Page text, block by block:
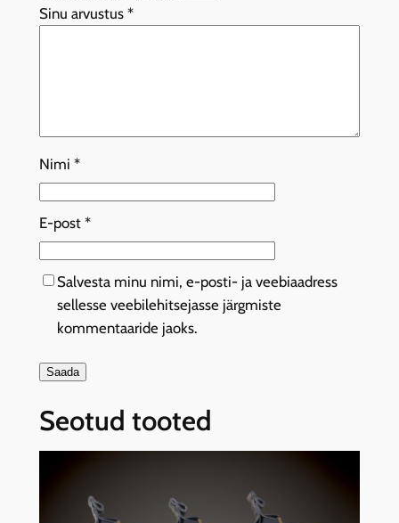
Sinu arvustus *
Nimi *
E-post *
Salvesta minu nimi, e-posti- ja veebiaadress
sellesse veebilehitsejasse järgmiste
kommentaaride jaoks.
Seotud tooted